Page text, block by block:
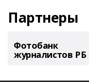
Партнеры
Фотобанк
журналистов РБ